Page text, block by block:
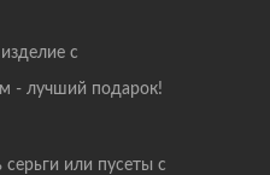
с
- лучший подарок!
серьги или пусеты с